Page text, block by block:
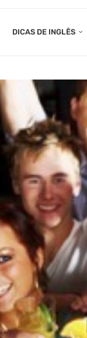
DICAS DE INGLÊS